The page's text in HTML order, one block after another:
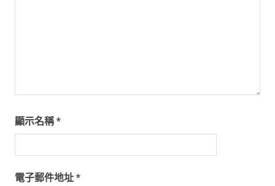
顯示名稱*
電子郵件地址 *